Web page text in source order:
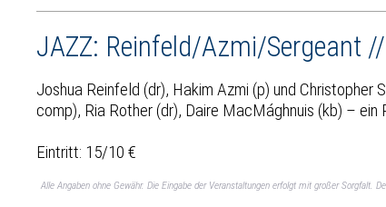
JAZZ: Reinfeld/Azmi/Sergeant
Joshua Reinfeld (dr), Hakim Azmi (p) und
comp), Ria Rother (dr), Daire MacMághnuis (kb) –
Eintritt: 15/10 €
Alle Angaben ohne Gewähr. Die Eingabe der Veranstaltungen erfolgt mit großer